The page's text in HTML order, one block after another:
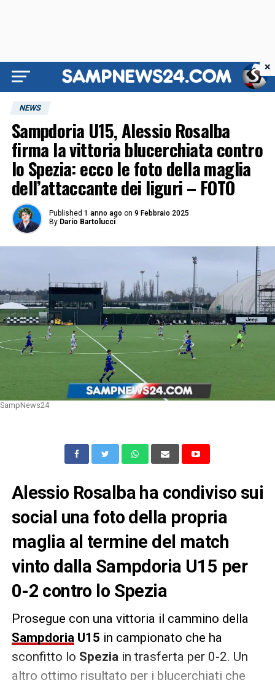
NEWS
Sampdoria U15, Alessio Rosalba
firma la vittoria blucerchiata contro
lo Spezia: ecco le foto della maglia
dell’attaccante dei liguri – FOTO
Published 1 anno ago on 9 Febbraio 2025
By Dario Bartolucci
SampNews24
Alessio Rosalba ha condiviso sui
social una foto della propria
maglia al termine del match
vinto dalla Sampdoria U15 per
0-2 contro lo Spezia
Prosegue con una vittoria il cammino della
SampdoriaU15 in campionato che ha
sconfitto lo Spezia in trasferta per 0-2. Un
altro ottimo risultato per i blucerchiati che
×